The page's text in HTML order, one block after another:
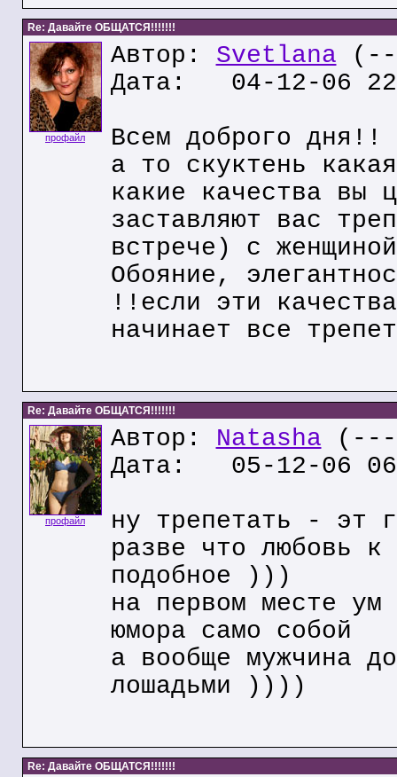
Re: Давайте ОБЩАТСЯ!!!!!!!
профайл
Автор: Svetlana
Дата: 04-12-06
Всем доброго дня!!
а то скуктень
какие качества вы
заставляют вас
встрече) с
Обояние,
!!если эти
начинает все
Re: Давайте ОБЩАТСЯ!!!!!!!
профайл
Автор: Natasha (---
Дата: 05-12-06
ну трепетать - эт
разве что любовь к
подобное )))
на первом месте ум
юмора само собой
а вообще мужчина
лошадьми ))))
Re: Давайте ОБЩАТСЯ!!!!!!!